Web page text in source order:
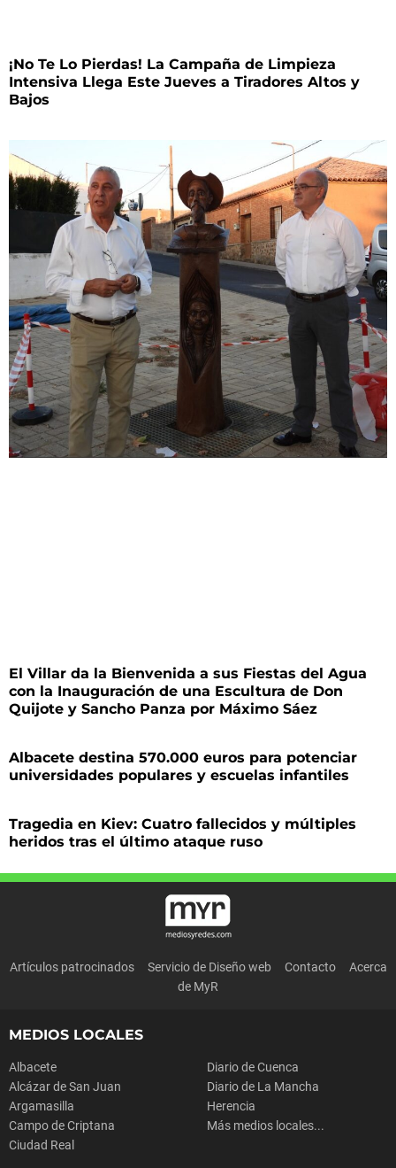
¡No Te Lo Pierdas! La Campaña de Limpieza
Intensiva Llega Este Jueves a Tiradores Altos y
Bajos
El Villar da la Bienvenida a sus Fiestas del Agua
con la Inauguración de una Escultura de Don
Quijote y Sancho Panza por Máximo Sáez
Albacete destina 570.000 euros para potenciar
universidades populares y escuelas infantiles
Tragedia en Kiev: Cuatro fallecidos y múltiples
heridos tras el último ataque ruso
Artículos patrocinados Servicio de Diseño web Contacto
Acerca
de MyR
MEDIOS LOCALES
Albacete
Alcázar de San Juan
Argamasilla
Campo de Criptana
Ciudad Real
Diario de Cuenca
Diario de La Mancha
Herencia
Más medios locales...